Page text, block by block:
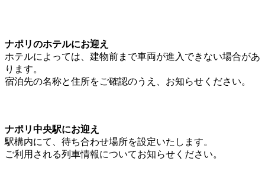
ナポリのホテルにお迎え
ホテルによっては、建物前まで車両が進入できない場合があ
ります。
宿泊先の名称と住所をご確認のうえ、お知らせください。
ナポリ中央駅にお迎え
駅構内にて、待ち合わせ場所を設定いたします。
ご利用される列車情報についてお知らせください。